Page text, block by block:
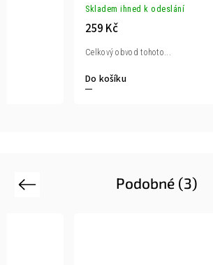
Skladem ihned k odeslání
259 Kč
Do košíku
Celkový obvod tohoto...
Podobné (3)
Previous